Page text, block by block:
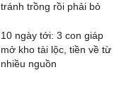
tránh trồng rồi phải bỏ
10 ngày tới: 3 con giáp
mở kho tài lộc, tiền về từ
nhiều nguồn